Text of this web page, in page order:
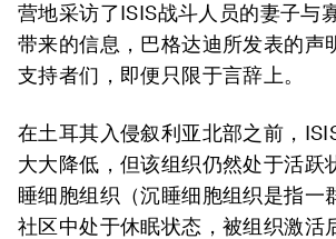
营地采访了ISIS战斗人员的妻子与
带来的信息，巴格达迪所发表的声
支持者们，即便只限于言辞上。
在土耳其入侵叙利亚北部之前，
大大降低，但该组织仍然处于活跃
睡细胞组织（沉睡细胞组织是指一
社区中处于休眠状态，被组织激活